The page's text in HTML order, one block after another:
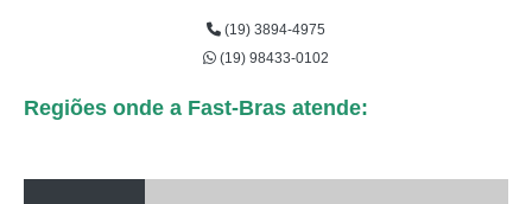
(19) 3894-4975
(19) 98433-0102
Regiões onde a Fast-Bras atende: